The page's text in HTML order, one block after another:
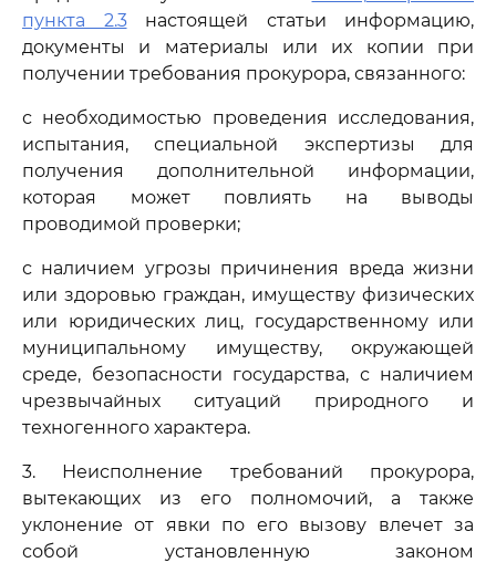
пункта 2.3настоящей статьи информацию,
документы и материалы или их копии при
получении требования прокурора, связанного:
с необходимостью проведения исследования,
испытания, специальной экспертизы для
получения дополнительной информации,
которая может повлиять на выводы
проводимой проверки;
с наличием угрозы причинения вреда жизни
или здоровью граждан, имуществу физических
или юридических лиц, государственному или
муниципальному имуществу, окружающей
среде, безопасности государства, с наличием
чрезвычайных ситуаций природного и
техногенного характера.
3. Неисполнение требований прокурора,
вытекающих из его полномочий, а также
уклонение от явки по его вызову влечет за
собой установленную законом